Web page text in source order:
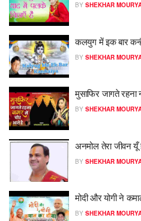
BY SHEKHAR
कलयुग में इक बार
BY SHEKHAR
मुसाफिर जागते
BY SHEKHAR
अनमोल तेरा जीवन यूँ
BY SHEKHAR
मोदी और योगी ने
BY SHEKHAR